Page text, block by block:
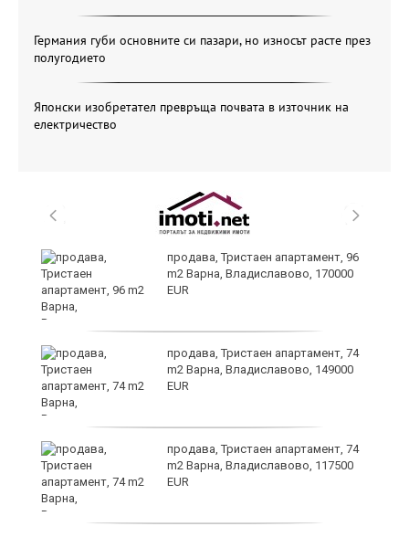
Германия губи основните си пазари, но износът расте през
полугодието
Японски изобретател превръща почвата в източник на
електричество
продава, Тристаен апартамент, 96
m2 Варна, Владиславово, 170000
EUR
продава, Тристаен апартамент, 74
m2 Варна, Владиславово, 149000
EUR
продава, Тристаен апартамент, 74
m2 Варна, Владиславово, 117500
EUR